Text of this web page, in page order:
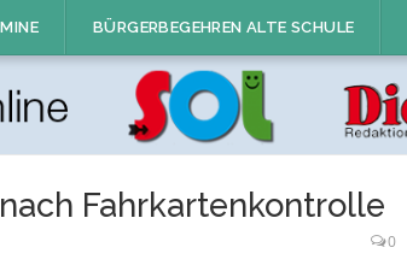
BÜRGERBEGEHREN ALTE SCHULE
Fahrkartenkontrolle
0